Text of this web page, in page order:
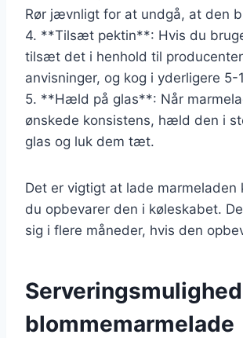
Rør jævnligt for at undgå, at den
4. **Tilsæt pektin**: Hvis du
tilsæt det i henhold til
anvisninger, og kog i yderligere 5-
5. **Hæld på glas**: Når
ønskede konsistens, hæld den i
glas og luk dem tæt.
Det er vigtigt at lade marmeladen
du opbevarer den i køleskabet.
sig i flere måneder, hvis den
blommemarmelade